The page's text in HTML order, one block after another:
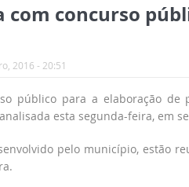
com concurso
2016 - 20:51
público para a elaboração de
esta segunda-feira, em
pelo município, estão